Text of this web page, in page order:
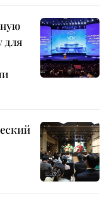
для